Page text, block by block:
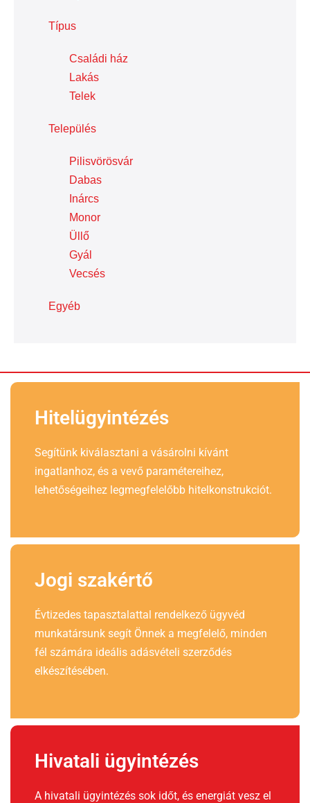
Típus
Családi ház
Lakás
Telek
Település
Pilisvörösvár
Dabas
Inárcs
Monor
Üllő
Gyál
Vecsés
Egyéb
Hitelügyintézés
Segítünk kiválasztani a vásárolni kívánt
ingatlanhoz, és a vevő paramétereihez,
lehetőségeihez legmegfelelőbb hitelkonstrukciót.
Jogi szakértő
Évtizedes tapasztalattal rendelkező ügyvéd
munkatársunk segít Önnek a megfelelő, minden
fél számára ideális adásvételi szerződés
elkészítésében.
Hivatali ügyintézés
A hivatali ügyintézés sok időt, és energiát vesz el